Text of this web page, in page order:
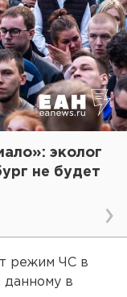
эколог
не будет
режим ЧС в
данному в